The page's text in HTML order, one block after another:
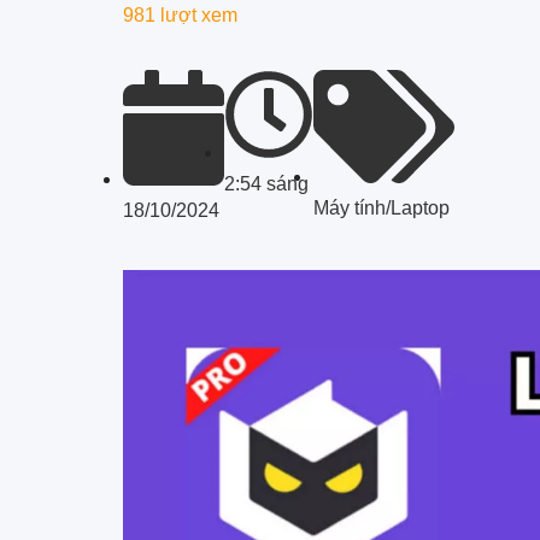
981 lượt xem
18/10/2024
2:54 sáng
Máy tính/Laptop